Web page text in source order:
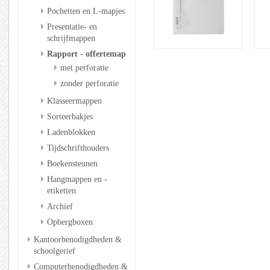
Pochetten en L-mapjes
Presentatie- en
schrijfmappen
Rapport - offertemap
met perforatie
zonder perforatie
Klasseermappen
Sorteerbakjes
Ladenblokken
Tijdschrifthouders
Boekensteunen
Hangmappen en -
etiketten
Archief
Opbergboxen
Kantoorbenodigdheden &
schoolgerief
Computerbenodigdheden &